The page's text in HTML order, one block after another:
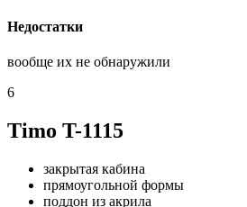
Недостатки
вообще их не обнаружили
6
Timo T-1115
закрытая кабина
прямоугольной формы
поддон из акрила